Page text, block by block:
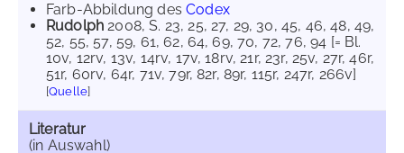
Farb-Abbildung desCodex
Rudolph 2008, S. 23, 25, 27, 29, 30, 45, 46, 48, 49,
52, 55, 57, 59, 61, 62, 64, 69, 70, 72, 76, 94 [= Bl.
10v, 12rv, 13v, 14rv, 17v, 18rv, 21r, 23r, 25v, 27r, 46r,
51r, 60rv, 64r, 71v, 79r, 82r, 89r, 115r, 247r, 266v]
[Quelle]
Literatur
(in Auswahl)